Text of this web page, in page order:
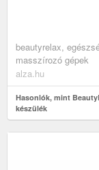
beautyrelax,
masszírozó gépek
alza.hu
Hasonlók, mint
készülék